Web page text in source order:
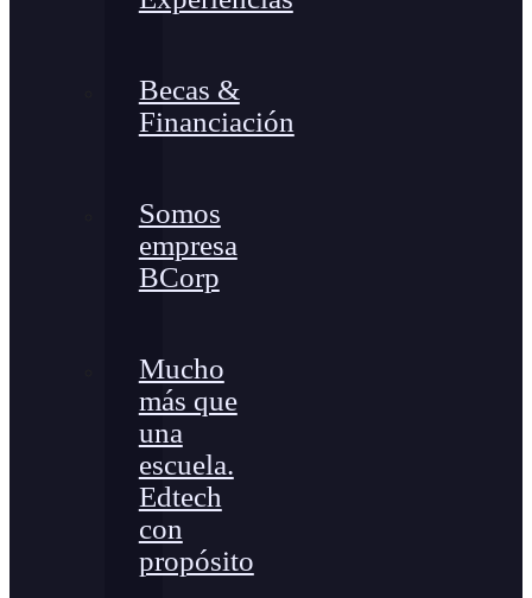
Becas &
Financiación
Somos
empresa
BCorp
Mucho
más que
una
escuela.
Edtech
con
propósito